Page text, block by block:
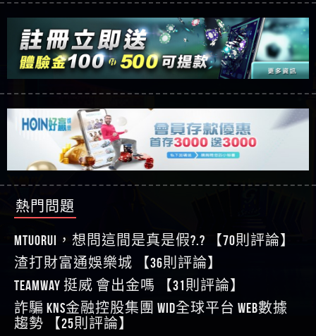
金 被M.L.Edge詐騙的錢一招拿回
不是詐騙 Robinhood是真的嗎 被Robinhood詐騙的錢怎
麼辦 本文教你如何拿回被騙資金
資金賴zg369】FLTO是詐騙嗎 FLTO是不是詐騙 FLTO是
真的嗎 被FLTO詐騙的錢怎麼辦 本文教你如何拿回
被騙資金
【其他問題】 遇詐騙求救賴【zg369】八旬老翁被
ALYWS詐騙家破人亡 ALYWS是真的嗎 ALYWS是不是詐騙
ALYWS是詐騙嗎 （ALYWS）無法出金 請小心群組暗椿
【其他問題】 一招教你揭秘新型詐騙手法 （受害
者免費援助賴zg369）當當詐騙 當當是不是詐騙 當
當是真的嗎 當當是詐騙嗎 六旬老婦深信當當高獲
利回報被騙的家破人亡
【其他問題】用理性數據指路，開啟你的高回報
娛樂之旅
【其他問題】【老玩家不藏私】2025 線上老虎機
這樣挑！RTP、波動率和平台安全的全攻略！
【推薦博弈】這款《ATG 武俠》老虎機真的猛！玩
過才知道什麼叫超過3萬種中獎方式！
【推薦博弈】BNG電子遊戲完整攻略！熱門老虎
機、集鴻運玩法、獨家試玩一次看！
【其他問題】【2025】ATG試玩必看！戰神賽特
51,000倍數玩法攻略，輕鬆稱霸老虎機！
【其他問題】「拆解力智投資詐騙套路緊急追討
賴zg369」力智投資是不是詐騙 力智投資是真的嗎
力智投資是詐騙嗎 南部老翁還在癡迷力智投資高
回報獲利 請不要在匯款
【其他問題】 【遇天盛商行詐騙追回資金賴
zg369】天盛商行詐騙 天盛商行是不是詐騙 天盛商
行是真的嗎 天盛商行是詐騙嗎 被天盛商行詐騙一
招教你拿回
【其他問題】 受害者援助賴【zg369】退休老翁被
大戶e點靈詐騙痛不欲生 大戶e點靈是真的嗎 大戶e
點靈是不是詐騙 大戶e點靈是詐騙嗎 大戶e點靈無
法出金 （大戶e點靈）教你如何規避詐騙陷阱
【其他問題】 弘記投資詐騙持續收割國人中【免
費討回資金賴zg369】弘記投資是詐騙嗎 弘記投資
是不是詐騙 弘記投資是真的嗎 被弘記投資詐騙的
錢怎麼辦 本文教你如何拿回被騙資金
【其他問題】 被騙追回賴【zg369】KnTop利用新型
詐騙手法欺詐群眾 KnTop是真的嗎 KnTop是不是詐騙
KnTop是詐騙嗎 【KnTop】KnTop無法出金 被KnTop詐騙
的錢一招拿回
【其他問題】機台運算專案詐騙持續收割國人中
【免費討回資金賴zg369】機台運算專案是詐騙嗎
機台運算專案是不是詐騙 機台運算專案是真的嗎
被機台運算專案詐騙的錢怎麼辦 本文教你如何拿
回被騙資金
【其他問題】 Hoyabit詐騙持續收割國人中【免費
討回資金賴zg369】Hoyabit是詐騙嗎 Hoyabit是不是詐
騙 Hoyabit是真的嗎 被HoyabitHoyabit詐騙的錢怎麼辦
本文教你如何拿回被騙資金
【其他問題】KS.M多元化行銷詐騙持續收割國人
中【免費討回資金賴zg369】KS.M多元化行銷是詐
騙嗎 KS.M多元化行銷是不是詐騙 KS.M多元化行銷是
真的嗎 被KS.M多元化行銷詐騙的錢怎麼辦 本文教
【其他問題】免費追回賴「zg369」深度解析野原
家 Family & Love如何詐騙 野原家 Family & Love是不是詐
騙 野原家 Family & Love是真的嗎 野原家 Family & Love是
【其他問題】元盈橋詐騙持續收割國人中【免費
討回資金賴zg369】元盈橋是詐騙嗎 元盈橋是不是
【其他問題】被騙追回賴【zg369】M.L.Edge利用新
好厲
【陳順堪】黑網不出金
【黃伊珊】不推薦爛公司
【陳順堪】星匯娛樂城出金幾次後贏錢就不給出
金
【陳順堪】黑網出金幾次後贏了就不出金出
【玩運彩】
【asd】唬爛不出金黑網垃圾平台
【蘇俊曄】所以會出金嗎現在也是一樣的狀況
【侯依揚】廢物喔
【傑】推代理真的好相處
回答
【王亞廷】LINE:kK605638
【王亞廷】#免費手遊#錢龍皇ONLINE#http
【傑】真的
【蔡如軒】黑網一個呵呵
【Wei】讚
【沈樂慧】又是九州??爛死了黑網不要玩
【林伊依】爛死了拉贏錢直接鎖帳號可以去吃屎
【陳靜茹】推薦小畢，我也是小畢的會員～～
熱門問題
MTUORUi，想問這間是真是假?.? 【70則評論】
渣打財富通娛樂城 【36則評論】
TEAMWAY 挺威 會出金嗎 【31則評論】
詐騙 kns金融控股集團 WID全球平台 WEB數據
趨勢 【25則評論】